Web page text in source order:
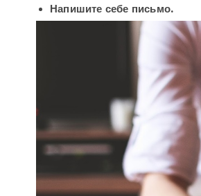
Напишите себе письмо.